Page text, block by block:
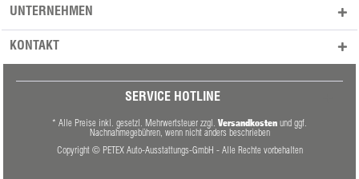
UNTERNEHMEN
KONTAKT
SERVICE HOTLINE
* Alle Preise inkl. gesetzl. Mehrwertsteuer zzgl. Versandkosten und ggf.
Nachnahmegebühren, wenn nicht anders beschrieben
Copyright © PETEX Auto-Ausstattungs-GmbH - Alle Rechte vorbehalten